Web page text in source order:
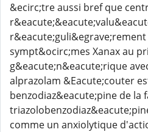
&ecirc;tre aussi bref que
sympt&ocirc;mes Xanax au
g&eacute;n&eacute;rique
alprazolam &Eacute;couter
benzodiaz&eacute;pine de la
comme un anxiolytique